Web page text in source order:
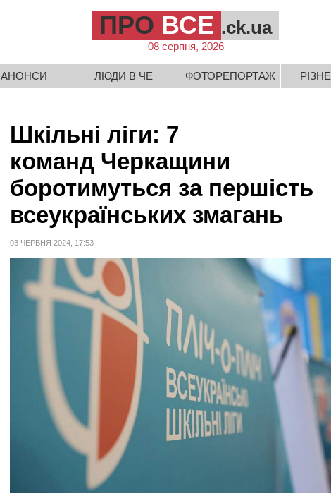
ПРО ВСЕ .ck.ua
08 серпня, 2026
АНОНСИ ЛЮДИ В ЧЕ ФОТОРЕПОРТАЖ РІЗНЕ
Шкільні ліги: 7
команд Черкащини
боротимуться за першість
всеукраїнських змагань
03 ЧЕРВНЯ 2024, 17:53